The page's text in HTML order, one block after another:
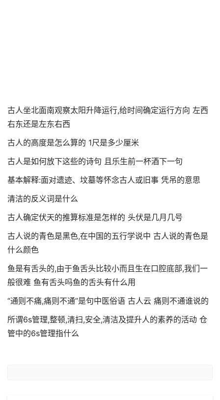
古人坐北面南观察太阳升降运行,给时间确定运行方向 左西
右东还是左东右西
古人的高度是怎么算的 1尺是多少厘米
古人是如何放下这些的诗句 且乐生前一杯酒下一句
基本解释:面对遗迹、坟墓等怀念古人或旧事 凭吊的意思
清洁的反义词是什么
古人确定伏天的推算标准是怎样的 头伏是几月几号
古人说的青色是黑色,在中国的五行学说中 古人说的青色是
什么颜色
鱼是有舌头的,由于鱼舌头比较小而且生在口腔底部,我们一
般很难 鱼有舌头吗鱼的舌头有什么用
“通则不痛,痛则不通”是句中医俗语 古人云 痛则不通谁说的
所谓6s管理,整顿,清扫,安全,清洁及提升人的素养的活动 仓
管中的6s管理指什么